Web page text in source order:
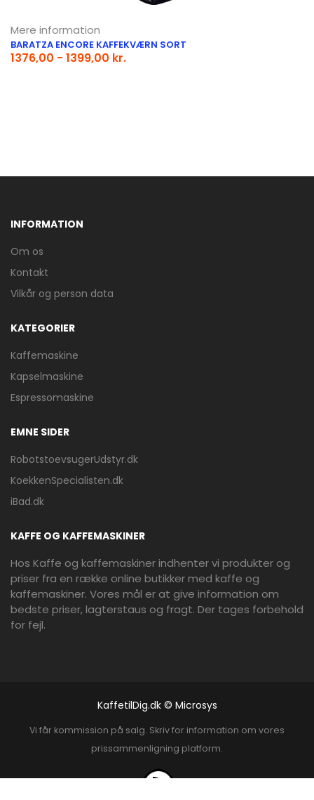
Mere information
BARATZA ENCORE KAFFEKVÆRN SORT
1376,00 - 1399,00 kr.
INFORMATION
Om os
Kontakt
Vilkår og person data
KATEGORIER
Kaffemaskine
Kapselmaskine
Espressomaskine
EMNE SIDER
RobotstoevsugerUdstyr.dk
KoekkenSpecialisten.dk
iBad.dk
KAFFE OG KAFFEMASKINER
Hos Kaffe og kaffemaskiner indhenter vi produkter og
priser fra en række online butikker med kaffe og
kaffemaskiner. Vores mål er at give information om
bedste priser, lagterstaus og fragt. Der tages forbehold
for fejl.
KaffetilDig.dk © Microsys
Vi får kommission på salg. Skriv for information om vores
prissammenligning platform.